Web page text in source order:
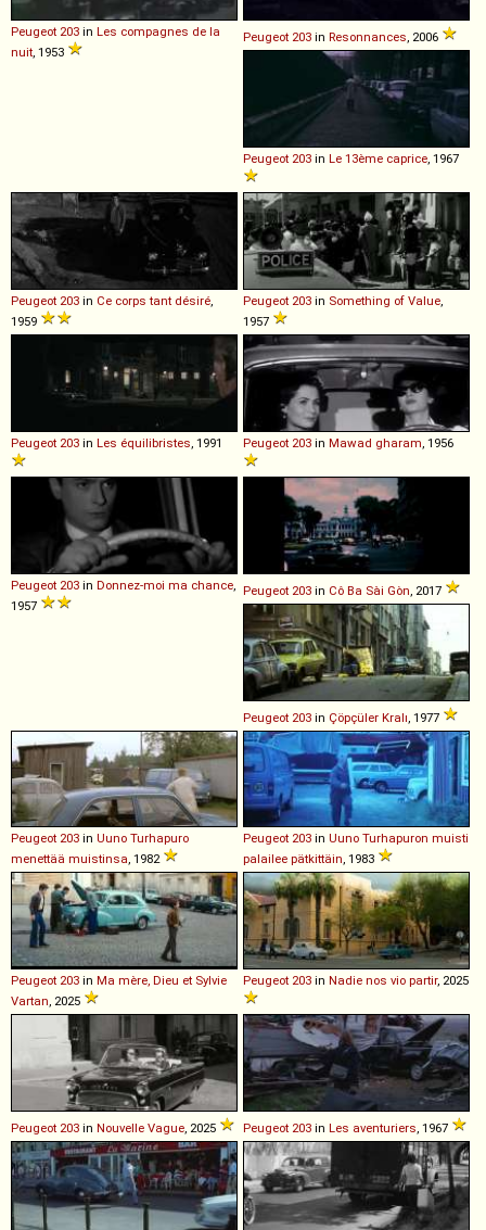
Peugeot 203 in Les compagnes de la
nuit , 1953
Peugeot 203 in Resonnances , 2006
Peugeot 203 in Le 13ème caprice , 1967
Peugeot 203 in Ce corps tant désiré
1959
Peugeot 203 in Something of Value
1957
Peugeot 203 in Les équilibristes , 1991 Peugeot 203 in Mawad gharam , 1956
Peugeot 203 in Donnez-moi ma chance
1957
Peugeot 203 in Cô Ba Sài Gòn , 2017
Peugeot 203 in Çöpçüler Kralı , 1977
Peugeot 203 in Uuno Turhapuro
menettää muistinsa, 1982
Peugeot 203 in Uuno Turhapuron muisti
palailee pätkittäin, 1983
Peugeot 203 in Ma mère, Dieu et Sylvie
Vartan, 2025
Peugeot 203 in Nadie nos vio partir, 2025
Peugeot 203 in Nouvelle Vague, 2025 Peugeot 203 in Les aventuriers, 1967